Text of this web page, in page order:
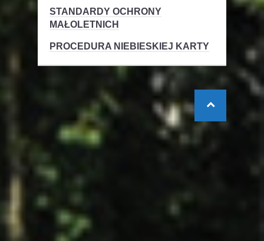
STANDARDY OCHRONY
MAŁOLETNICH
PROCEDURA NIEBIESKIEJ KARTY